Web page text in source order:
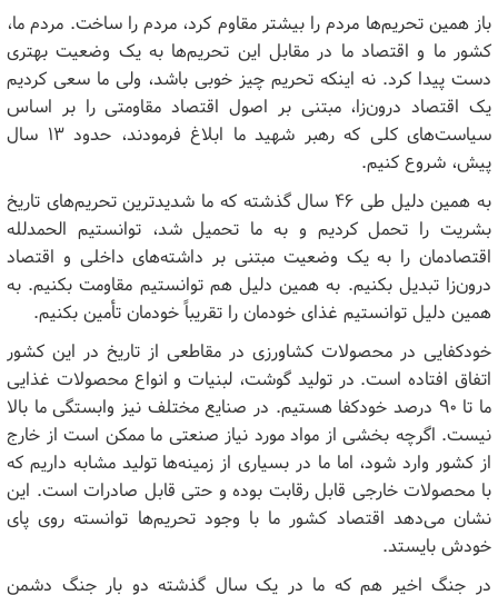
باز همین تحریم‌ها مردم را بیشتر مقاوم کرد، مردم را ساخت. مردم ما،
کشور ما و اقتصاد ما در مقابل این تحریم‌ها به یک وضعیت بهتری
دست پیدا کرد. نه اینکه تحریم چیز خوبی باشد، ولی ما سعی کردیم
یک اقتصاد درون‌زا، مبتنی بر اصول اقتصاد مقاومتی را بر اساس
سیاست‌های کلی که رهبر شهید ما ابلاغ فرمودند، حدود ۱۳ سال
پیش، شروع کنیم.
به همین دلیل طی ۴۶ سال گذشته که ما شدیدترین تحریم‌های تاریخ
بشریت را تحمل کردیم و به ما تحمیل شد، توانستیم الحمدلله
اقتصادمان را به یک وضعیت مبتنی بر داشته‌های داخلی و اقتصاد
درون‌زا تبدیل بکنیم. به همین دلیل هم توانستیم مقاومت بکنیم. به
همین دلیل توانستیم غذای خودمان را تقریباً خودمان تأمین بکنیم.
خودکفایی در محصولات کشاورزی در مقاطعی از تاریخ در این کشور
اتفاق افتاده است. در تولید گوشت، لبنیات و انواع محصولات غذایی
ما تا ۹۰ درصد خودکفا هستیم. در صنایع مختلف نیز وابستگی ما بالا
نیست. اگرچه بخشی از مواد مورد نیاز صنعتی ما ممکن است از خارج
از کشور وارد شود، اما ما در بسیاری از زمینه‌ها تولید مشابه داریم که
با محصولات خارجی قابل رقابت بوده و حتی قابل صادرات است. این
نشان می‌دهد اقتصاد کشور ما با وجود تحریم‌ها توانسته روی پای
خودش بایستد.
در جنگ اخیر هم که ما در یک سال گذشته دو بار جنگ دشمن